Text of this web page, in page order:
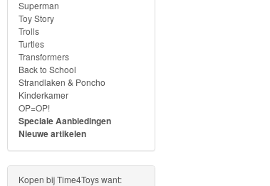
Fireman
Sam
Magische
Eenhoorn
Mickey
&
Minnie
Superman
Toy Story
Trolls
Turtles
Transformers
Back to School
Strandlaken & Poncho
Kinderkamer
OP=OP!
Speciale Aanbiedingen
Nieuwe artikelen
Kopen bij Time4Toys want: